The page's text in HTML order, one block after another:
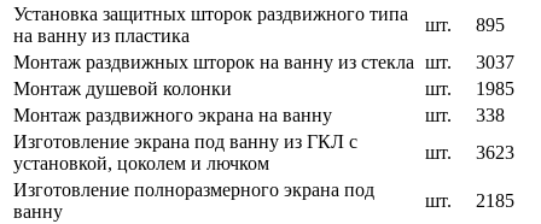
Установка защитных шторок раздвижного типа
на ванну из пластика
шт.
895
Монтаж раздвижных шторок на ванну из стекла шт.
3037
Монтаж душевой колонки
шт.
1985
Монтаж раздвижного экрана на ванну
шт.
338
Изготовление экрана под ванну из ГКЛ с
установкой, цоколем и лючком
шт.
3623
Изготовление полноразмерного экрана под
ванну
шт.
2185